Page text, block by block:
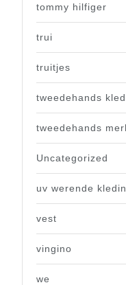
tommy hilfiger
trui
truitjes
tweedehands
tweedehands
Uncategorized
uv werende
vest
vingino
we